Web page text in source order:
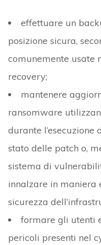
effettuare un
posizione sicura,
comunemente usate
recovery;
mantenere
ransomware
durante l’esecuzione
stato delle patch o,
sistema di
innalzare in maniera
sicurezza
formare gli utenti
pericoli presenti nel